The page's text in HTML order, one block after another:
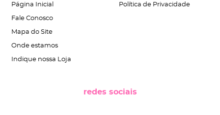
Página Inicial
Fale Conosco
Mapa do Site
Onde estamos
Indique nossa Loja
Política de Privacidade
redes sociais